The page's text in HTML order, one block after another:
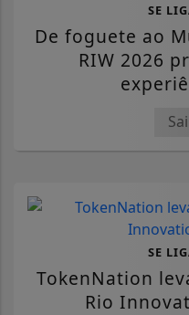
SE
De foguete ao
RIW 2026
SE
TokenNation
Rio